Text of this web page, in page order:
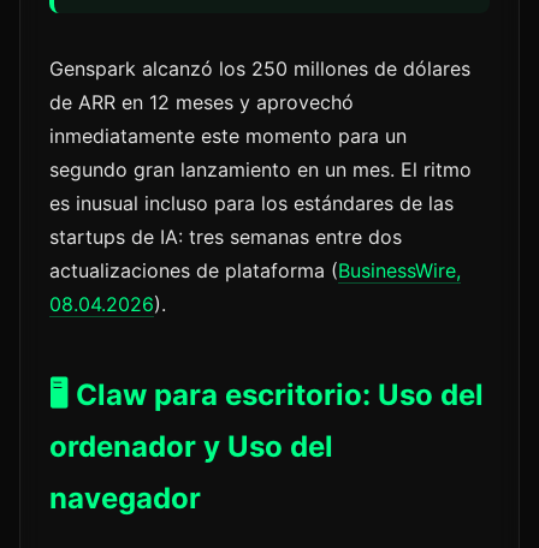
Genspark alcanzó los 250 millones de dólares
de ARR en 12 meses y aprovechó
inmediatamente este momento para un
segundo gran lanzamiento en un mes. El ritmo
es inusual incluso para los estándares de las
startups de IA: tres semanas entre dos
actualizaciones de plataforma (BusinessWire,
08.04.2026).
🖥️ Claw para escritorio: Uso del
ordenador y Uso del
navegador